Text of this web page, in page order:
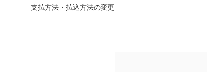
支払方法・払込方法の変更